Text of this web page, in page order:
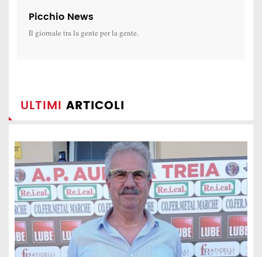
Picchio News
Il giornale tra la gente per la gente.
ULTIMI ARTICOLI